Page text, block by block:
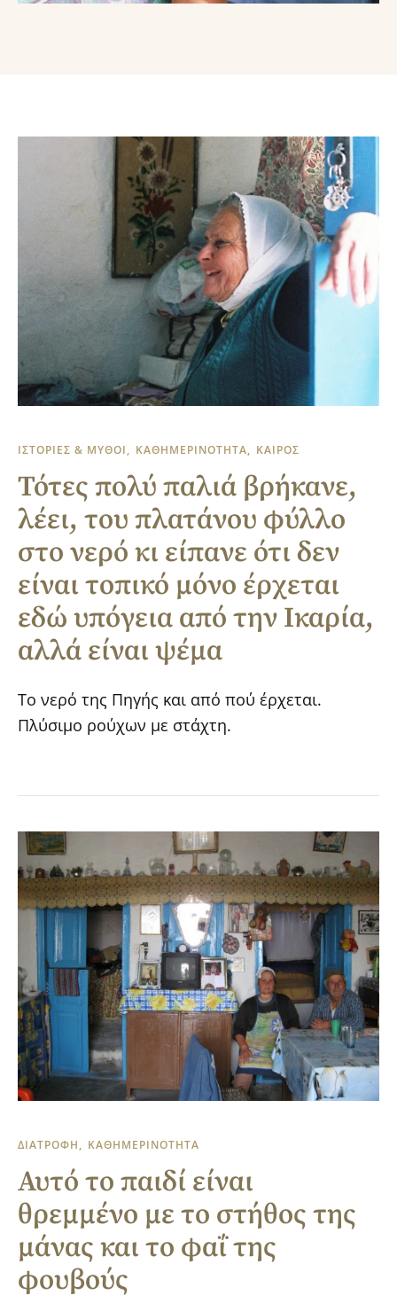
ΙΣΤΟΡΙΕΣ & ΜΥΘΟΙ ΚΑΘΗΜΕΡΙΝΟΤΗΤΑ ΚΑΙΡΟΣ
Τότες πολύ παλιά βρήκανε,
λέει, του πλατάνου φύλλο
στο νερό κι είπανε ότι δεν
είναι τοπικό μόνο έρχεται
εδώ υπόγεια από την Ικαρία,
αλλά είναι ψέμα
Το νερό της Πηγής και από πού έρχεται.
Πλύσιμο ρούχων με στάχτη.
ΔΙΑΤΡΟΦΗ ΚΑΘΗΜΕΡΙΝΟΤΗΤΑ
Αυτό το παιδί είναι
θρεμμένο με το στήθος της
μάνας και το φαΐ της
φουβούς